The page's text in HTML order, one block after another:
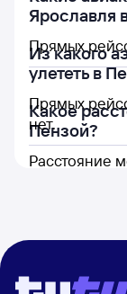
Ярославля
Прямых
Из какого
улететь в
Прямых
нет.
Какое
Пензой?
Расстояние